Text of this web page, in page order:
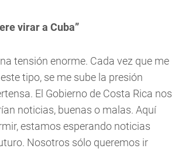
virar a Cuba”
tensión enorme. Cada vez que me
tipo, se me sube la presión
El Gobierno de Costa Rica nos
noticias, buenas o malas. Aquí
estamos esperando noticias
Nosotros sólo queremos ir